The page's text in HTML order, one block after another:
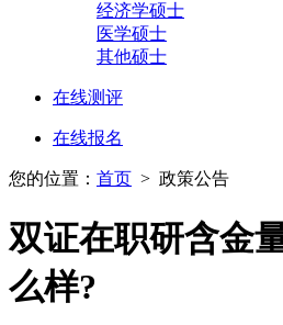
经济学硕士
医学硕士
其他硕士
在线测评
在线报名
您的位置： 首页 > 政策公告
双证在职研含金
么样?